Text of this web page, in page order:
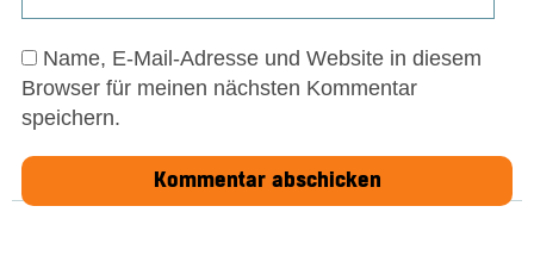
Name, E-Mail-Adresse und Website in diesem
Browser für meinen nächsten Kommentar
speichern.